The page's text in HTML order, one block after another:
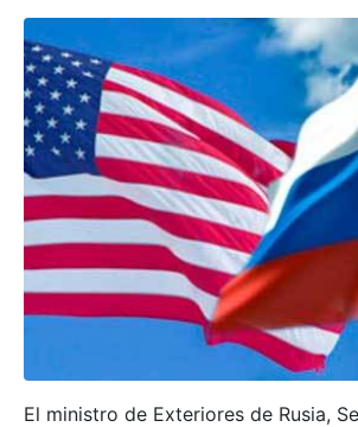
El ministro de Exteriores de Rusia,